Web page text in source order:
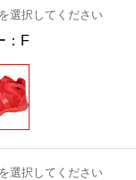
選択してください
F
選択してください